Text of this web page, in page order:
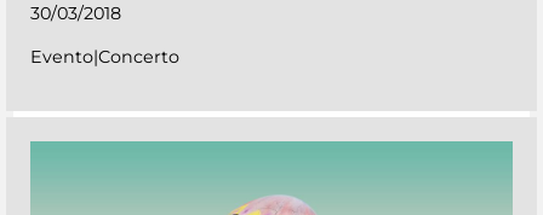
30/03/2018
Evento|Concerto